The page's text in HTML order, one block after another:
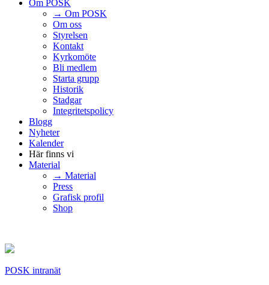
Om POSK
→ Om POSK
Om oss
Styrelsen
Kontakt
Kyrkomöte
Bli medlem
Starta grupp
Historik
Stadgar
Integritetspolicy
Blogg
Nyheter
Kalender
Här finns vi
Material
→ Material
Press
Grafisk profil
Shop
POSK intranät